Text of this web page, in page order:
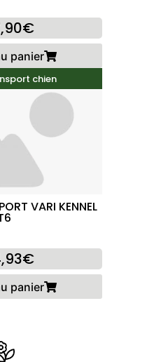
panier
chien
VARI KENNEL
panier